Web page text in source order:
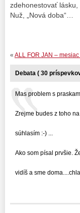
zdehonestovať
Nuž, „Nová doba“…
« ALL FOR JAN – mesiac
Debata ( 30
Mas problem s
Zrejme budes z toho na
súhlasím :-) ...
Ako som písal prvšie.
vidíš a sme